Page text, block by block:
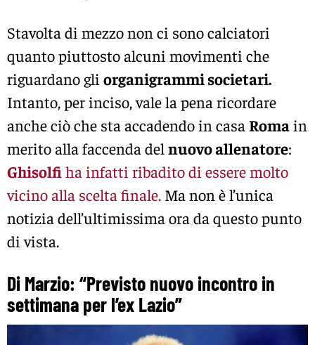
Stavolta di mezzo non ci sono calciatori
quanto piuttosto alcuni movimenti che
riguardano gli organigrammi societari.
Intanto, per inciso, vale la pena ricordare
anche ciò che sta accadendo in casa Romain
merito alla faccenda del nuovo allenatore:
Ghisolfiha infatti ribadito di essere molto
vicino alla scelta finale. Ma non è l’unica
notizia dell’ultimissima ora da questo punto
di vista.
Di Marzio: “Previsto nuovo incontro in
settimana per l’ex Lazio”